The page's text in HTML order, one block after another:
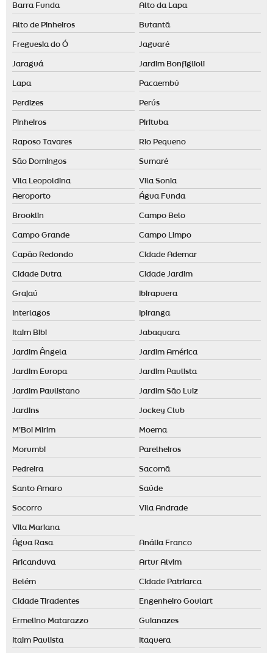
Marketing olfativo preço
Nebulizador aromatizador
Nebulizador de ambiente
Odorizador de ambiente automático
Odorizador elétrico
Odorizante de ambiente
Barra Funda Alto da Lapa
Alto de Pinheiros Butantã
Freguesia do Ó Jaguaré
Jaraguá Jardim Bonfiglioli
Lapa Pacaembú
Perdizes Perús
Pinheiros Pirituba
Raposo Tavares Rio Pequeno
São Domingos Sumaré
Vila Leopoldina Vila Sonia
Aeroporto Água Funda
Brooklin Campo Belo
Campo Grande Campo Limpo
Capão Redondo Cidade Ademar
Cidade Dutra Cidade Jardim
Grajaú Ibirapuera
Interlagos Ipiranga
Itaim Bibi Jabaquara
Jardim Ângela Jardim América
Jardim Europa Jardim Paulista
Jardim Paulistano Jardim São Luiz
Jardins Jockey Club
M'Boi Mirim Moema
Morumbi Parelheiros
Pedreira Sacomã
Santo Amaro Saúde
Socorro Vila Andrade
Vila Mariana
Água Rasa Anália Franco
Aricanduva Artur Alvim
Belém Cidade Patriarca
Cidade Tiradentes Engenheiro Goulart
Ermelino Matarazzo Guianazes
Itaim Paulista Itaquera